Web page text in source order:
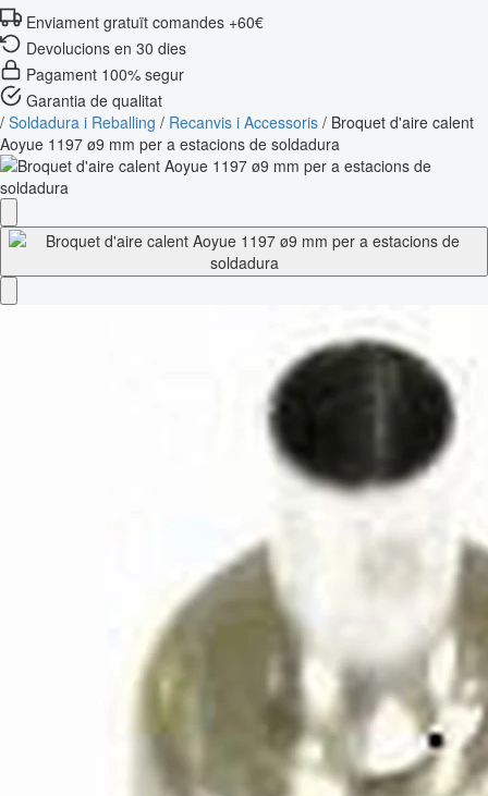
Enviament gratuït comandes +60€
Devolucions en 30 dies
Pagament 100% segur
Garantia de qualitat
/ Soldadura i Reballing / Recanvis i Accessoris / Broquet d'aire calent
Aoyue 1197 ø9 mm per a estacions de soldadura